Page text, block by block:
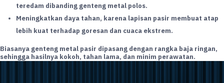
teredam dibanding genteng metal polos.
Meningkatkan daya tahan, karena lapisan pasir membuat atap
lebih kuat terhadap goresan dan cuaca ekstrem.
Biasanya genteng metal pasir dipasang dengan rangka baja ringan,
sehingga hasilnya kokoh, tahan lama, dan minim perawatan.